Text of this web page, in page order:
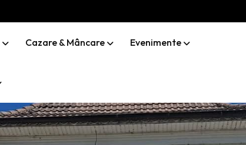
Cazare & Mâncare Evenimente